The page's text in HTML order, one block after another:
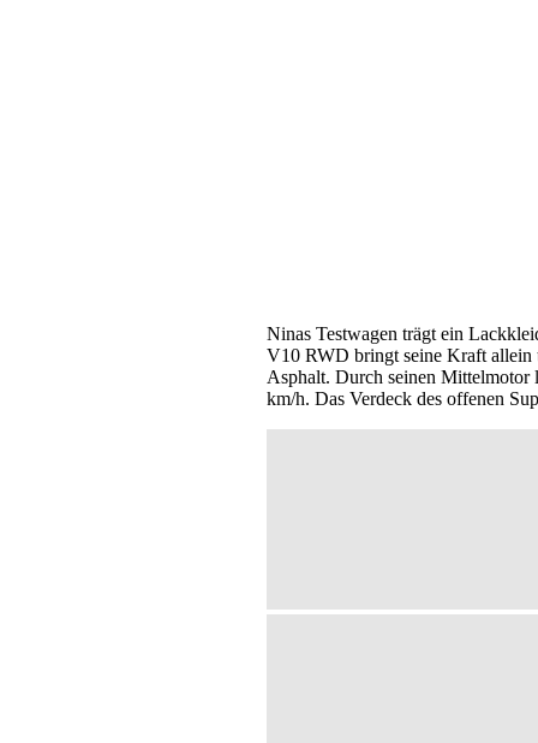
Ninas Testwagen trägt ein
V10 RWD bringt seine Kraft allein
Asphalt. Durch seinen Mittelmotor
km/h. Das Verdeck des offenen